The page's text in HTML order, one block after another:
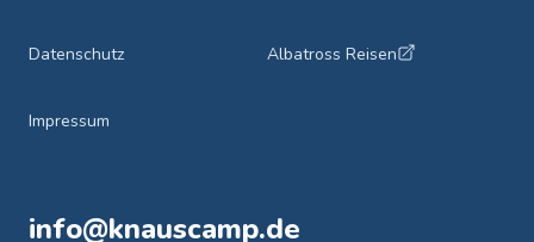
Datenschutz
Impressum
Albatross Reisen
info@knauscamp.de